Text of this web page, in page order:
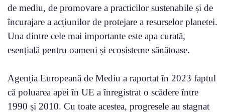
de mediu, de promovare a practicilor sustenabile și de
încurajare a acțiunilor de protejare a resurselor planetei.
Una dintre cele mai importante este apa curată,
esențială pentru oameni și ecosisteme sănătoase.
Agenția Europeană de Mediu a raportat în 2023 faptul
că poluarea apei în UE a înregistrat o scădere între
1990 și 2010. Cu toate acestea, progresele au stagnat